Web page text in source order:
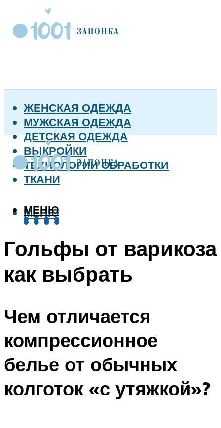
ЖЕНСКАЯ ОДЕЖДА
МУЖСКАЯ ОДЕЖДА
ДЕТСКАЯ ОДЕЖДА
ВЫКРОЙКИ
ТЕХНОЛОГИИ ОБРАБОТКИ
ТКАНИ
МЕНЮ
МЕНЮ
Гольфы от варикоза
как выбрать
Чем отличается
компрессионное
белье от обычных
колготок «с утяжкой»?